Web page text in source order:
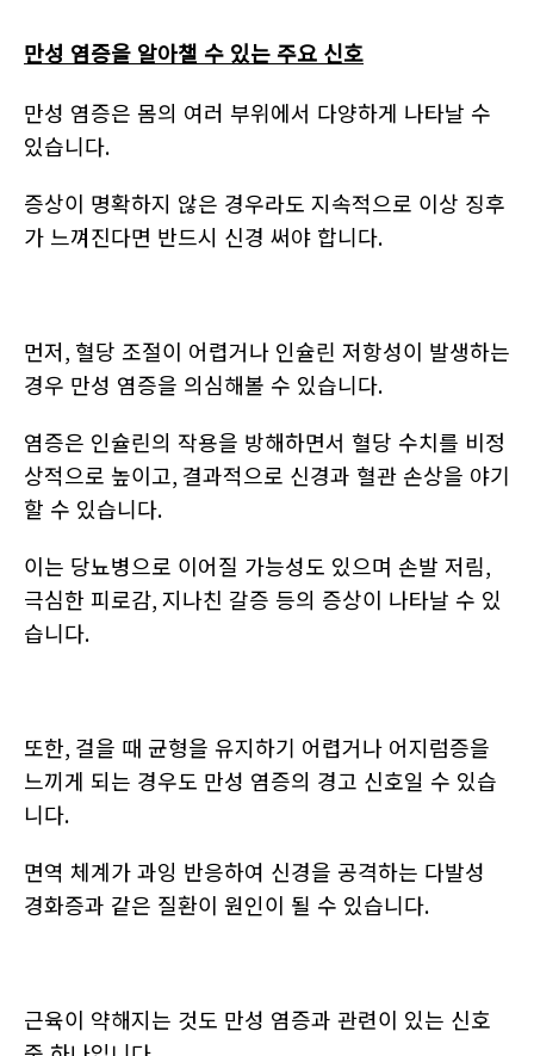
만성 염증을 알아챌 수 있는 주요 신호
만성 염증은 몸의 여러 부위에서 다양하게 나타날 수
있습니다.
증상이 명확하지 않은 경우라도 지속적으로 이상 징후
가 느껴진다면 반드시 신경 써야 합니다.
먼저, 혈당 조절이 어렵거나 인슐린 저항성이 발생하는
경우 만성 염증을 의심해볼 수 있습니다.
염증은 인슐린의 작용을 방해하면서 혈당 수치를 비정
상적으로 높이고, 결과적으로 신경과 혈관 손상을 야기
할 수 있습니다.
이는 당뇨병으로 이어질 가능성도 있으며 손발 저림,
극심한 피로감,지나친 갈증 등의 증상이 나타날 수 있
습니다.
또한, 걸을 때 균형을 유지하기 어렵거나 어지럼증을
느끼게 되는 경우도 만성 염증의 경고 신호일 수 있습
니다.
면역 체계가 과잉 반응하여 신경을 공격하는 다발성
경화증과 같은 질환이 원인이 될 수 있습니다.
근육이 약해지는 것도 만성 염증과 관련이 있는 신호